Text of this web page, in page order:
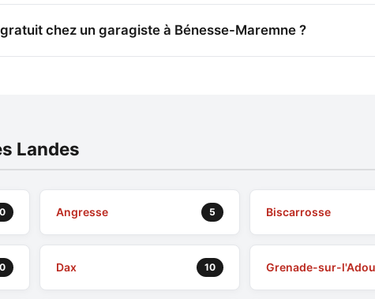
chez un garagiste à Bénesse-Maremne ?
Landes
Angresse 5 Biscarrosse
Dax 10 Grenade-sur-